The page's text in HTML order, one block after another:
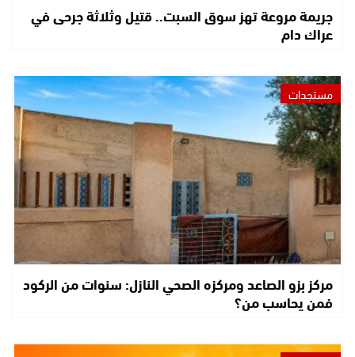
جريمة مروعة تهز سوق السبت.. قتيل وثلاثة جرحى في
عراك دام
مستجدات
مركز بزو الصاعد ومركزه الصحي النازل: سنوات من الركود
فمن يحاسب من؟